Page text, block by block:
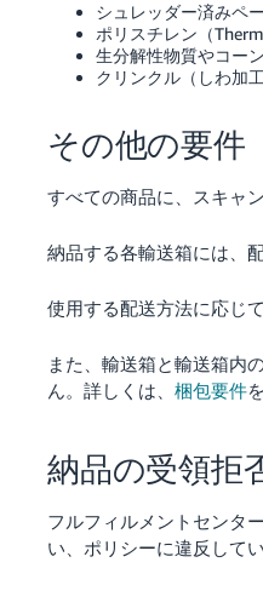
シュレッダー済みペ
ポリスチレン（
生分解性物質やコー
クリンクル（しわ加
その他の要件
すべての商品に、スキャ
納品する各輸送箱には、
使用する配送方法に応じ
また、輸送箱と輸送箱内
ん。詳しくは、 梱包要件
納品の受領拒
フルフィルメントセンタ
い、ポリシーに違反して